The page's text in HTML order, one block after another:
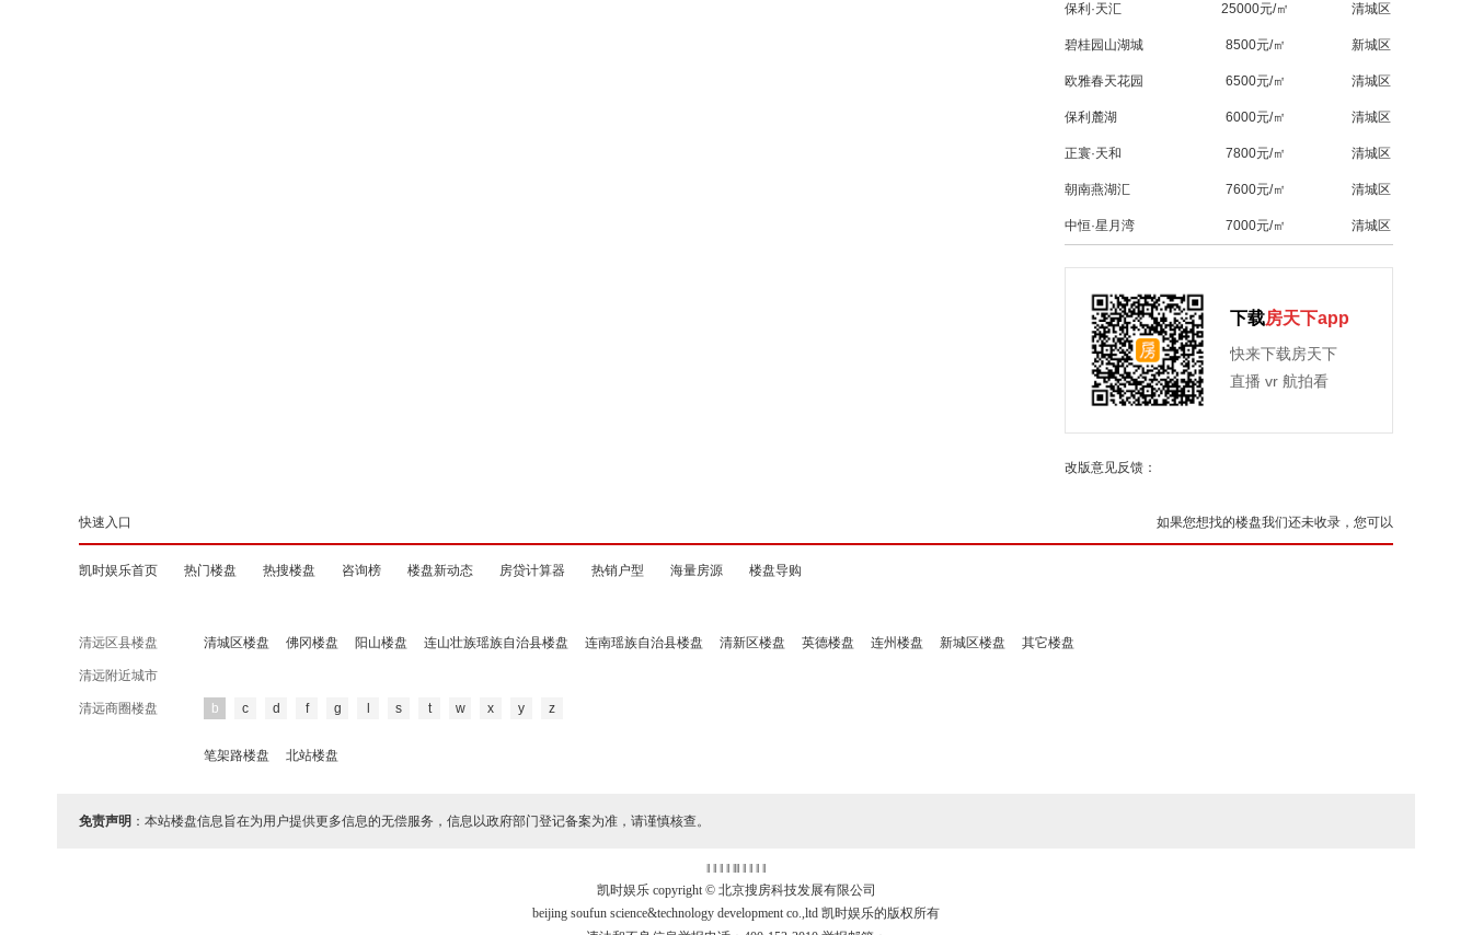
保利·天汇 25000元/㎡ 清城区
碧桂园山湖城 8500元/㎡ 新城区
欧雅春天花园 6500元/㎡ 清城区
保利麓湖 6000元/㎡ 清城区
正寰·天和 7800元/㎡ 清城区
朝南燕湖汇 7600元/㎡ 清城区
中恒·星月湾 7000元/㎡ 清城区
下载房天下app
快来下载房天下
直播 vr 航拍看
改版意见反馈：
如果您想找的楼盘我们还未收录，您可以
快速入口
凯时娱乐首页 热门楼盘 热搜楼盘 咨询榜 楼盘新动态 房贷计算器 热销户型 海量房源 楼盘导购
清远区县楼盘 清城区楼盘 佛冈楼盘 阳山楼盘 连山壮族瑶族自治县楼盘 连南瑶族自治县楼盘 清新区楼盘 英德楼盘 连州楼盘 新城区楼盘 其它楼盘
清远附近城市
清远商圈楼盘 b c d f g s t w x y z
笔架路楼盘 北站楼盘
免责声明 ：本站楼盘信息旨在为用户提供更多信息的无偿服务，信息以政府部门登记备案为准，请谨慎核查。
‖ ‖ ‖ ‖ ‖‖ ‖ ‖ ‖ ‖
凯时娱乐 copyright © 北京搜房科技发展有限公司
beijing soufun science&technology development co.,ltd 凯时娱乐的版权所有